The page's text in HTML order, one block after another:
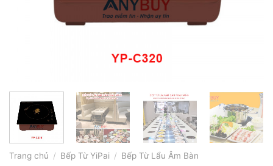
Trang chủ / Bếp Từ YiPai / Bếp Từ Lẩu Âm Bàn